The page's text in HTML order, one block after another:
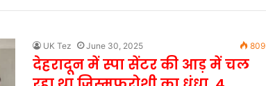
UK Tez June 30, 2025 809
देहरादून में स्पा सेंटर की आड़ में चल